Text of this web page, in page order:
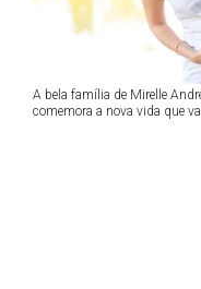
A bela família de Mirelle
comemora a nova vida que